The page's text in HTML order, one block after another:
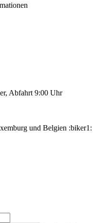
Abfahrt 9:00 Uhr
und Belgien :biker1: